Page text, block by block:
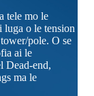
tele mo le
o le tension
pole. O se
ai le
Dead-end,
ma le